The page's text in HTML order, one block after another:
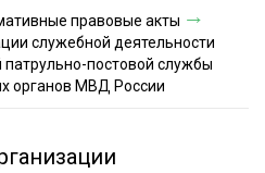
доставки
оплаты
и скидки
правовые акты
служебной деятельности
постовой службы
органов МВД России